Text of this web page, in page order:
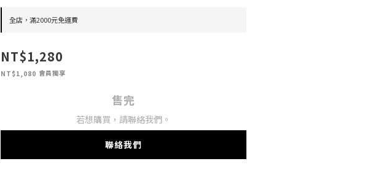
全店，滿2000元免運費
NT$1,280
NT$1,080 會員獨享
售完
若想購買，請聯絡我們。
聯絡我們